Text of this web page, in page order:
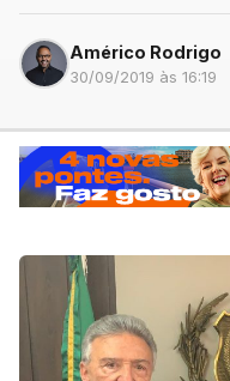
Américo Rodrigo
30/09/2019 às 16:19